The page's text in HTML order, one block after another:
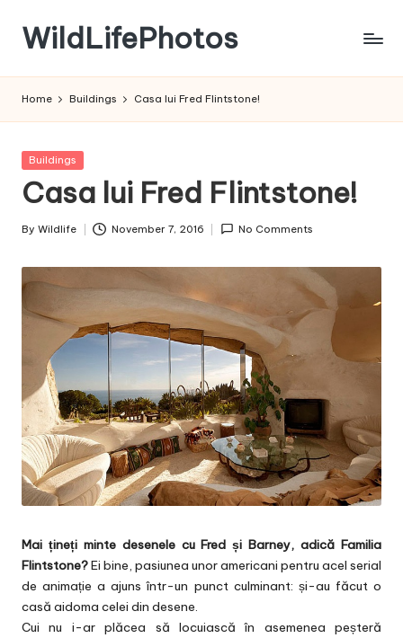
Skip
content
WildLifePhotos
its
Home Buildings Casa lui Fred Flintstone!
Posted
Buildings
Casa lui Fred Flintstone!
Posted
By Wildlife November 7, 2016 No Comments
Mai țineți minte desenele cu Fred și Barney, adică Familia
Flintstone?Ei bine, pasiunea unor americani pentru acel serial
de animație a ajuns într-un punct culminant: și-au făcut o
casă aidoma celei din desene.
Cui nu i-ar plăcea să locuiască în asemenea peșteră